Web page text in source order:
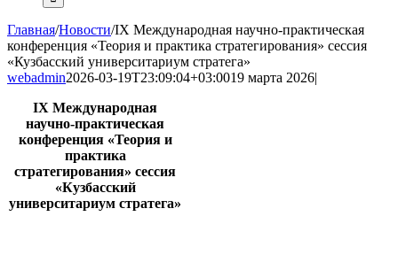
Главная/Новости/IX Международная научно-практическая
конференция «Теория и практика стратегирования» сессия
«Кузбасский университариум стратега»
webadmin2026-03-19T23:09:04+03:0019 марта 2026|
IX Международная
научно-практическая
конференция «Теория и
практика
стратегирования» сессия
«Кузбасский
университариум стратега»